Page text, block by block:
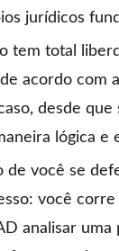
jurídicos
tem total
acordo com
desde que
lógica e
de você se
você corre
analisar uma